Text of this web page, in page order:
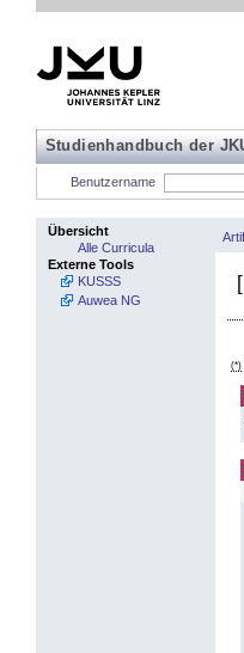
Studienhandbuch der
Benutzername
Übersicht
Alle Curricula
Externe Tools
KUSSS
Auwea NG
[
(*)